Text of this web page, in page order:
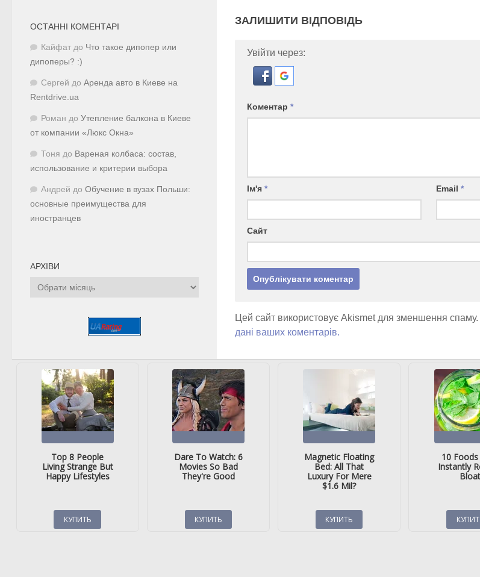
ЗАЛИШИТИ ВІДПОВІДЬ
Увійти через:
Коментар *
Ім'я * Email*
Сайт
Цей сайт використовує Akismet для зменшення спаму.
дані ваших коментарів.
ОСТАННІ КОМЕНТАРІ
Кайфат до Что такое дипопер или
дипоперы? :)
Сергей до Аренда авто в Киеве на
Rentdrive.ua
Роман до Утепление балкона в Киеве
от компании «Люкс Окна»
Тоня до Вареная колбаса: состав,
использование и критерии выбора
Андрей до Обучение в вузах Польши:
основные преимущества для
иностранцев
АРХІВИ
Архіви